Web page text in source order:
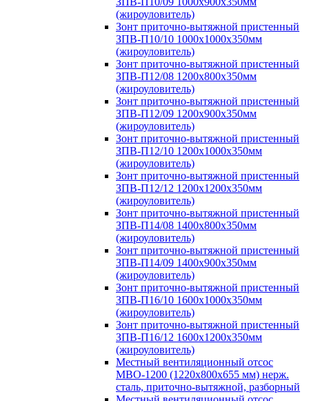
(жироуловитель)
Зонт приточно-вытяжной пристенный
ЗПВ-П10/10 1000х1000х350мм
(жироуловитель)
Зонт приточно-вытяжной пристенный
ЗПВ-П12/08 1200х800х350мм
(жироуловитель)
Зонт приточно-вытяжной пристенный
ЗПВ-П12/09 1200х900х350мм
(жироуловитель)
Зонт приточно-вытяжной пристенный
ЗПВ-П12/10 1200х1000х350мм
(жироуловитель)
Зонт приточно-вытяжной пристенный
ЗПВ-П12/12 1200х1200х350мм
(жироуловитель)
Зонт приточно-вытяжной пристенный
ЗПВ-П14/08 1400х800х350мм
(жироуловитель)
Зонт приточно-вытяжной пристенный
ЗПВ-П14/09 1400х900х350мм
(жироуловитель)
Зонт приточно-вытяжной пристенный
ЗПВ-П16/10 1600х1000х350мм
(жироуловитель)
Зонт приточно-вытяжной пристенный
ЗПВ-П16/12 1600х1200х350мм
(жироуловитель)
Местный вентиляционный отсос
МВО-1200 (1220х800х655 мм) нерж.
сталь, приточно-вытяжной, разборный